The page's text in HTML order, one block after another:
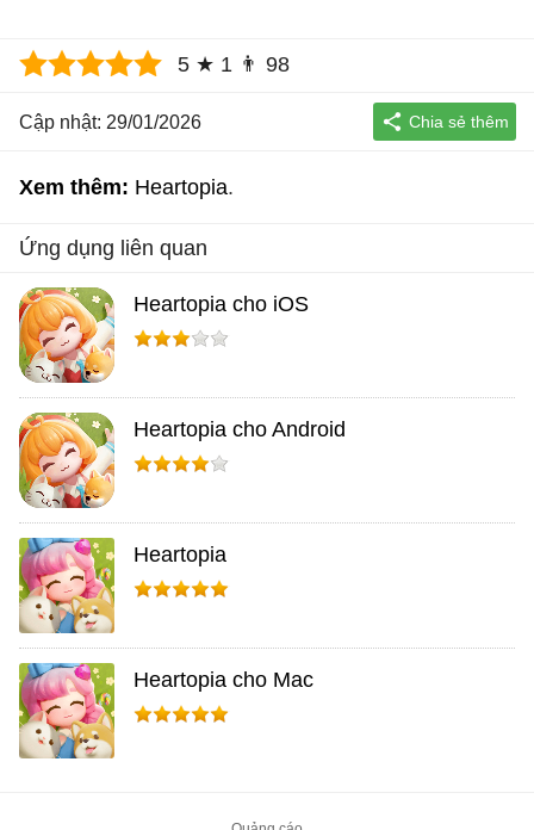
5 ★ 1 👨 98
Cập nhật: 29/01/2026
Xem thêm: Heartopia
Ứng dụng liên quan
Heartopia cho iOS
Heartopia cho Android
Heartopia
Heartopia cho Mac